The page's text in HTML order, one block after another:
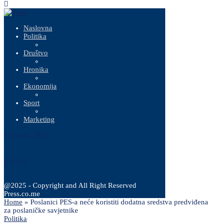
Naslovna
Politika
Društvo
Hronika
Ekonomija
Sport
Marketing
@2025 - Copyright and All Right Reserved
Press.co.me
Home » Poslanici PES-a neće koristiti dodatna sredstva predviđena
za poslaničke savjetnike
Politika